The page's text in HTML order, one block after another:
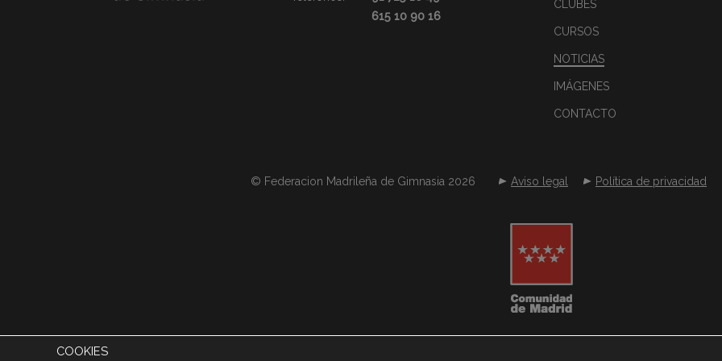
615 10 90 16
CLUBES
CURSOS
NOTICIAS
IMÁGENES
CONTACTO
© Federacion Madrileña de Gimnasia 2026 Aviso legal Política de privacidad
COOKIES